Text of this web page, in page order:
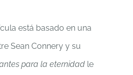
está basado en una
Sean Connery y su
para la eternidad le